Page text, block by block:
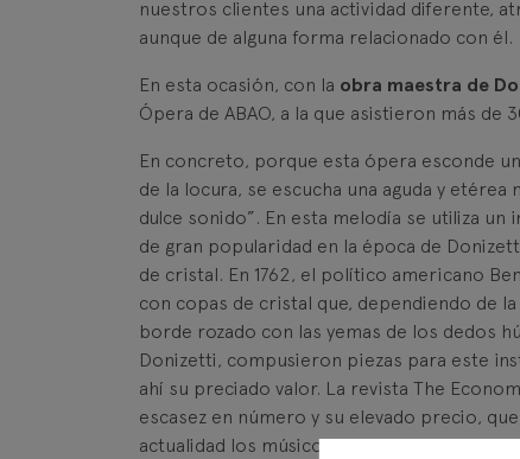
nuestros clientes una actividad diferente,
aunque de alguna forma relacionado con él.
En esta ocasión, con la obra maestra de
Ópera de ABAO, a la que asistieron más de
En concreto, porque esta ópera esconde
de la locura, se escucha una aguda y
dulce sonido”. En esta melodía se utiliza
de gran popularidad en la época de
de cristal. En 1762, el político americano
con copas de cristal que, dependiendo de
borde rozado con las yemas de los dedos
Donizetti, compusieron piezas para este
ahí su preciado valor. La revista The
escasez en número y su elevado precio,
actualidad los músicos que tocan este